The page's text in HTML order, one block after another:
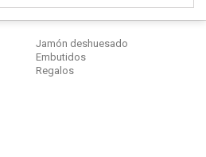
Jamón deshuesado
Embutidos
Regalos